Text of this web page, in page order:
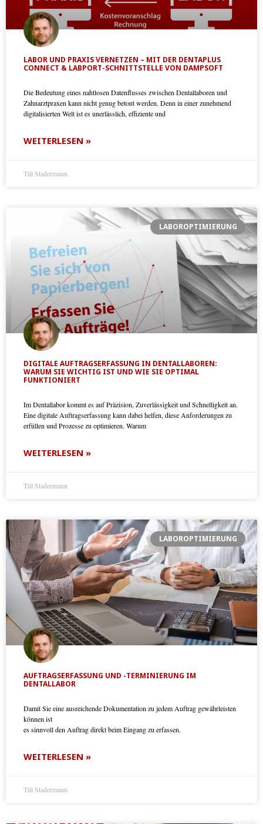
LABOR UND PRAXIS VERNETZEN – MIT DER DENTAPLUS
CONNECT & LABPORT-SCHNITTSTELLE VON DAMPSOFT
Die Bedeutung eines nahtlosen Datenflusses zwischen Dentallaboren und
Zahnarztpraxen kann nicht genug betont werden. Denn in einer zunehmend
digitalisierten Welt ist es unerlässlich, effiziente und
WEITERLESEN »
Till Stadermann
LABOROPTIMIERUNG
DIGITALE AUFTRAGSERFASSUNG IN DENTALLABOREN:
WARUM SIE WICHTIG IST UND WIE SIE OPTIMAL
FUNKTIONIERT
Im Dentallabor kommt es auf Präzision, Zuverlässigkeit und Schnelligkeit an.
Eine digitale Auftragserfassung kann dabei helfen, diese Anforderungen zu
erfüllen und Prozesse zu optimieren. Warum
WEITERLESEN »
Till Stadermann
LABOROPTIMIERUNG
AUFTRAGSERFASSUNG UND -TERMINIERUNG IM
DENTALLABOR
Damit Sie eine ausreichende Dokumentation zu jedem Auftrag gewährleisten
können ist
es sinnvoll den Auftrag direkt beim Eingang zu erfassen.
WEITERLESEN »
Till Stadermann